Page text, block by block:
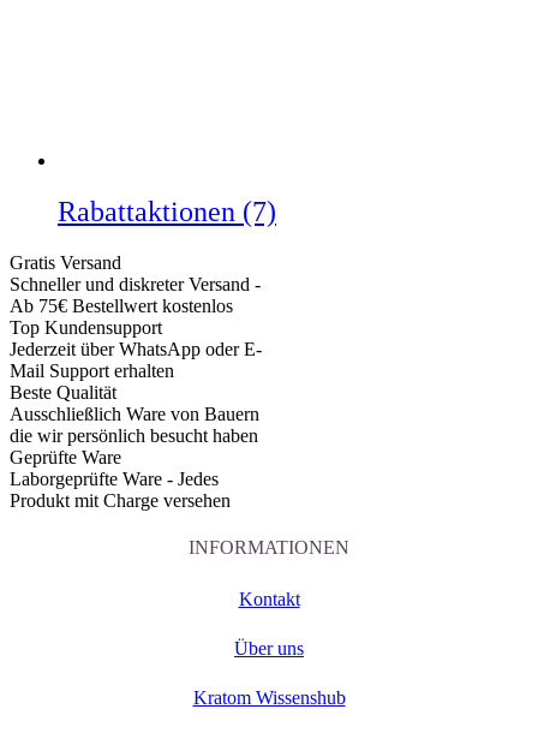
Rabattaktionen (7)
Gratis Versand
Schneller und diskreter Versand -
Ab 75€ Bestellwert kostenlos
Top Kundensupport
Jederzeit über WhatsApp oder E-
Mail Support erhalten
Beste Qualität
Ausschließlich Ware von Bauern
die wir persönlich besucht haben
Geprüfte Ware
Laborgeprüfte Ware - Jedes
Produkt mit Charge versehen
INFORMATIONEN
Kontakt
Über uns
Kratom Wissenshub